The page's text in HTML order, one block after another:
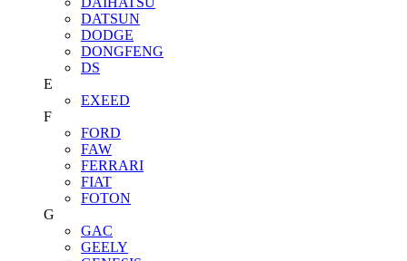
DATSUN
DODGE
DONGFENG
DS
E
EXEED
F
FORD
FAW
FERRARI
FIAT
FOTON
G
GAC
GEELY